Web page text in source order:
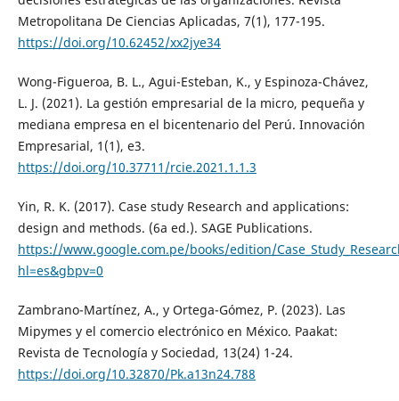
Metropolitana De Ciencias Aplicadas, 7(1), 177-195.
https://doi.org/10.62452/xx2jye34
Wong-Figueroa, B. L., Agui-Esteban, K., y Espinoza-Chávez,
L. J. (2021). La gestión empresarial de la micro, pequeña y
mediana empresa en el bicentenario del Perú. Innovación
Empresarial, 1(1), e3.
https://doi.org/10.37711/rcie.2021.1.1.3
Yin, R. K. (2017). Case study Research and applications:
design and methods. (6a ed.). SAGE Publications.
https://www.google.com.pe/books/edition/
hl=es&gbpv=0
Zambrano-Martínez, A., y Ortega-Gómez, P. (2023). Las
Mipymes y el comercio electrónico en México. Paakat:
Revista de Tecnología y Sociedad, 13(24) 1-24.
https://doi.org/10.32870/Pk.a13n24.788